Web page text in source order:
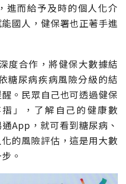
進而給予及時的個人化介
國人，健保署也正著手進
度合作，將健保大數據結
糖尿病疾病風險分級的結
。民眾自己也可透過健保
」，了解自己的健康數
App，就可看到糖尿病、
的風險評估，這是用大數
。